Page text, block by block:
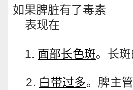
如果脾脏有了毒素
表现在
1. 面部长色斑。长
2. 白带过多。脾主